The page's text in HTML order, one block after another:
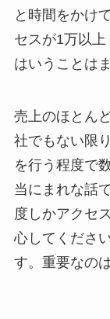
と時間をかけ
セスが1万以
はいうことは
売上のほとん
社でもない限
を行う程度で
当にまれな話
度しかアクセ
心してくださ
す。重要なの